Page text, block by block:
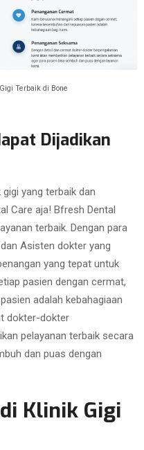
Terbaik di Bone
Dijadikan
yang terbaik dan
Care aja! Bfresh Dental
terbaik. Dengan para
Asisten dokter yang
yang tepat untuk
pasien dengan cermat,
adalah kebahagiaan
dokter-dokter
pelayanan terbaik secara
dan puas dengan
Klinik Gigi